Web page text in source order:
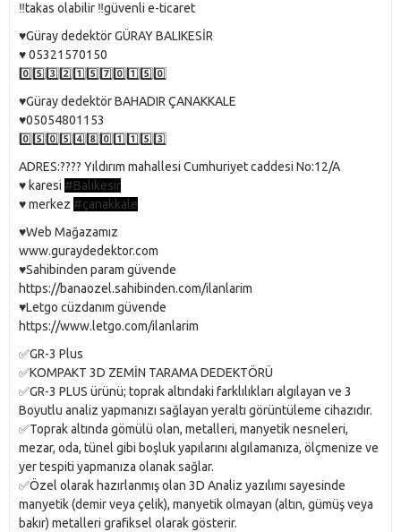
‼️takas olabilir ‼️güvenli e-ticaret
♥️Güray dedektör GÜRAY BALIKESİR
♥️ 05321570150
0️⃣5️⃣3️⃣2️⃣1️⃣5️⃣7️⃣0️⃣1️⃣5️⃣0️⃣
♥️Güray dedektör BAHADIR ÇANAKKALE
♥️05054801153
0️⃣5️⃣0️⃣5️⃣4️⃣8️⃣0️⃣1️⃣1️⃣5️⃣3️⃣
ADRES:???? Yıldırım mahallesi Cumhuriyet caddesi No:12/A
♥️ karesi #Balıkesir
♥️ merkez #çanakkale
♥️Web Mağazamız
www.guraydedektor.com
♥️Sahibinden param güvende
https://banaozel.sahibinden.com/ilanlarim
♥️Letgo cüzdanım güvende
https://www.letgo.com/ilanlarim
✅GR-3 Plus
✅KOMPAKT 3D ZEMİN TARAMA DEDEKTÖRÜ
✅GR-3 PLUS ürünü; toprak altındaki farklılıkları algılayan ve 3
Boyutlu analiz yapmanızı sağlayan yeraltı görüntüleme cihazıdır.
✅Toprak altında gömülü olan, metalleri, manyetik nesneleri,
mezar, oda, tünel gibi boşluk yapılarını algılamanıza, ölçmenize ve
yer tespiti yapmanıza olanak sağlar.
✅Özel olarak hazırlanmış olan 3D Analiz yazılımı sayesinde
manyetik (demir veya çelik), manyetik olmayan (altın, gümüş veya
bakır) metalleri grafiksel olarak gösterir.